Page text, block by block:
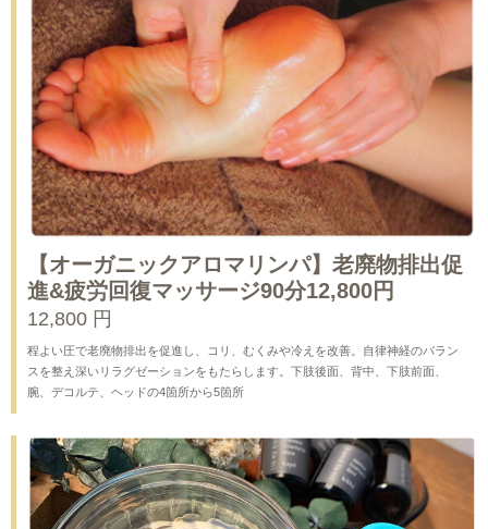
【オーガニックアロマリンパ】老廃物排出促
進&疲労回復マッサージ90分12,800円
12,800 円
程よい圧で老廃物排出を促進し、コリ、むくみや冷えを改善。自律神経のバラン
スを整え深いリラグゼーションをもたらします。下肢後面、背中、下肢前面、
腕、デコルテ、ヘッドの4箇所から5箇所